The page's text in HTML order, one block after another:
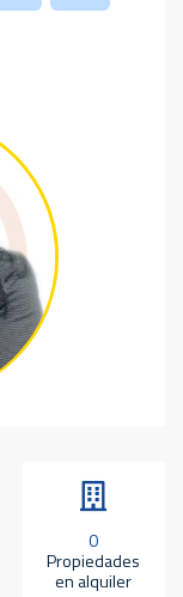
0
Propiedades
en alquiler